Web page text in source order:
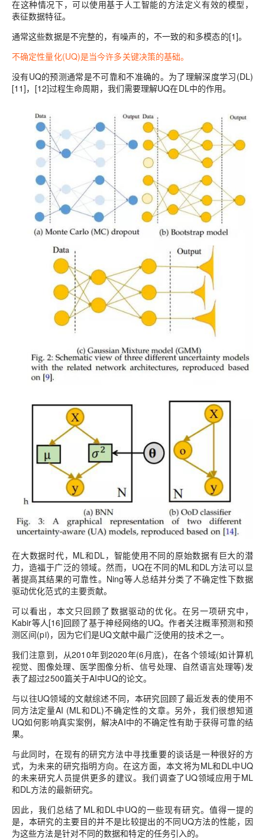
在这种情况下，可以使用基于人工智能的方法定义有效的模型，
表征数据特征。
通常这些数据是不完整的，有噪声的，不一致的和多模态的[1]。
不确定性量化(UQ)是当今许多关键决策的基础。
没有UQ的预测通常是不可靠和不准确的。为了理解深度学习(DL)
[11]，[12]过程生命周期，我们需要理解UQ在DL中的作用。
在大数据时代，ML和DL，智能使用不同的原始数据有巨大的潜
力，造福于广泛的领域。然而，UQ在不同的ML和DL方法可以显
著提高其结果的可靠性。Ning等人总结并分类了不确定性下数据
驱动优化范式的主要贡献。
可以看出，本文只回顾了数据驱动的优化。在另一项研究中，
Kabir等人[16]回顾了基于神经网络的UQ。作者关注概率预测和预
测区间(pi)，因为它们是UQ文献中最广泛使用的技术之一。
我们注意到，从2010年到2020年(6月底)，在各个领域(如计算机
视觉、图像处理、医学图像分析、信号处理、自然语言处理等)发
表了超过2500篇关于AI中UQ的论文。
与以往UQ领域的文献综述不同，本研究回顾了最近发表的使用不
同方法定量AI (ML和DL)不确定性的文章。另外，我们很想知道
UQ如何影响真实案例，解决AI中的不确定性有助于获得可靠的结
果。
与此同时，在现有的研究方法中寻找重要的谈话是一种很好的方
式，为未来的研究指明方向。在这方面，本文将为ML和DL中UQ
的未来研究人员提供更多的建议。我们调查了UQ领域应用于ML
和DL方法的最新研究。
因此，我们总结了ML和DL中UQ的一些现有研究。值得一提的
是，本研究的主要目的并不是比较提出的不同UQ方法的性能，因
为这些方法是针对不同的数据和特定的任务引入的。